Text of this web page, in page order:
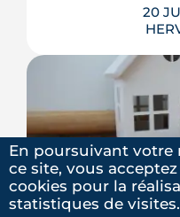
Ma recherche
20
La Toupie, un
bois et paille et
individuels,
Dalida. inscrit
En poursuivant votre
ce site, vous
cookies pour la
statistiques de visites.